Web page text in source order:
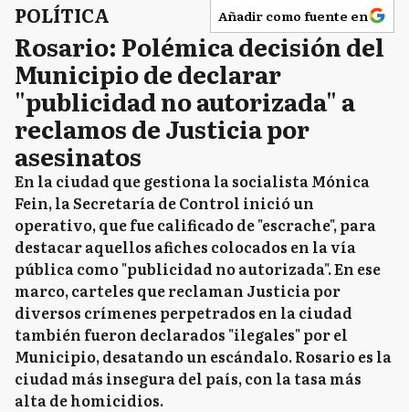
POLÍTICA Añadir como fuente en
Rosario: Polémica decisión del
Municipio de declarar
"publicidad no autorizada" a
reclamos de Justicia por
asesinatos
En la ciudad que gestiona la socialista Mónica
Fein, la Secretaría de Control inició un
operativo, que fue calificado de "escrache", para
destacar aquellos afiches colocados en la vía
pública como "publicidad no autorizada". En ese
marco, carteles que reclaman Justicia por
diversos crímenes perpetrados en la ciudad
también fueron declarados "ilegales" por el
Municipio, desatando un escándalo. Rosario es la
ciudad más insegura del país, con la tasa más
alta de homicidios.